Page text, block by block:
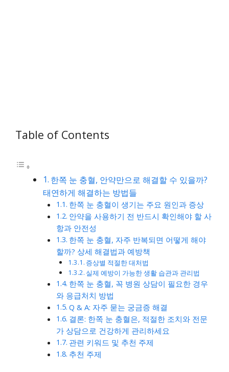
Table of Contents
한쪽 눈 충혈, 안약만으로 해결할 수 있을까?
태연하게 해결하는 방법들
한쪽 눈 충혈이 생기는 주요 원인과 증상
안약을 사용하기 전 반드시 확인해야 할 사
항과 안전성
한쪽 눈 충혈, 자주 반복되면 어떻게 해야
할까? 상세 해결법과 예방책
증상별 적절한 대처법
실제 예방이 가능한 생활 습관과 관리법
한쪽 눈 충혈, 꼭 병원 상담이 필요한 경우
와 응급처치 방법
Q & A: 자주 묻는 궁금증 해결
결론: 한쪽 눈 충혈은, 적절한 조치와 전문
가 상담으로 건강하게 관리하세요
관련 키워드 및 추천 주제
추천 주제